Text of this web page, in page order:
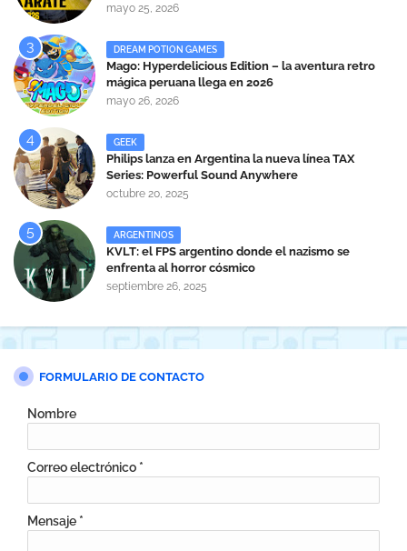
mayo 25, 2026
DREAM POTION GAMES
Mago: Hyperdelicious Edition – la aventura retro
mágica peruana llega en 2026
mayo 26, 2026
GEEK
Philips lanza en Argentina la nueva línea TAX
Series: Powerful Sound Anywhere
octubre 20, 2025
ARGENTINOS
KVLT: el FPS argentino donde el nazismo se
enfrenta al horror cósmico
septiembre 26, 2025
FORMULARIO DE CONTACTO
Nombre
Correo electrónico *
Mensaje *